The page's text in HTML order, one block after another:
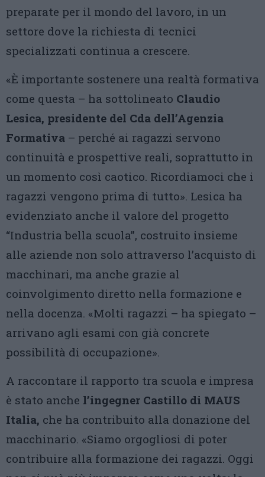
preparate per il mondo del lavoro, in un
settore dove la richiesta di tecnici
specializzati continua a crescere.
«È importante sostenere una realtà formativa
come questa – ha sottolineato Claudio
Lesica, presidente del Cda dell’Agenzia
Formativa – perché ai ragazzi servono
continuità e prospettive reali, soprattutto in
un momento così caotico. Ricordiamoci che i
ragazzi vengono prima di tutto». Lesica ha
evidenziato anche il valore del progetto
“Industria bella scuola”, costruito insieme
alle aziende non solo attraverso l’acquisto di
macchinari, ma anche grazie al
coinvolgimento diretto nella formazione e
nella docenza. «Molti ragazzi – ha spiegato –
arrivano agli esami con già concrete
possibilità di occupazione».
A raccontare il rapporto tra scuola e impresa
è stato anche l’ingegner Castillo di MAUS
Italia, che ha contribuito alla donazione del
macchinario. «Siamo orgogliosi di poter
contribuire alla formazione dei ragazzi. Oggi